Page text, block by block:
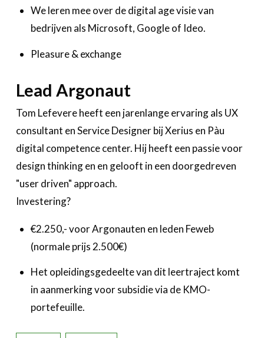
We leren mee over de digital age visie van
bedrijven als Microsoft, Google of Ideo.
Pleasure & exchange
Lead Argonaut
Tom Lefevere heeft een jarenlange ervaring als UX
consultant en Service Designer bij Xerius en Pàu
digital competence center. Hij heeft een passie voor
design thinking en en gelooft in een doorgedreven
"user driven" approach.
Investering?
€2.250,- voor Argonauten en leden Feweb
(normale prijs 2.500€)
Het opleidingsgedeelte van dit leertraject komt
in aanmerking voor subsidie via de KMO-
portefeuille.